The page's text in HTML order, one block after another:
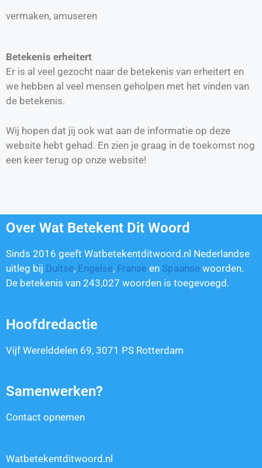
vermaken, amuseren
Betekenis erheitert
Er is al veel gezocht naar de betekenis van erheitert en
we hebben al veel mensen geholpen met het vinden van
de betekenis.
Wij hopen dat jij ook wat aan de informatie op deze
website hebt gehad. En zien je graag in de toekomst nog
een keer terug op onze website!
Over Wat Betekent Dit Woord
Sinds 2016 geeft Watbetekentditwoord.nl Nederlandse
uitleg bij Duitse, Engelse, Franse en Spaanse woorden.
De betekenis van 243,027 woorden is toegevoegd.
Hoofdredactie
Vijf Werelddelen 69, 3071 PS Rotterdam
Samenwerken?
Contact opnemen
Watbetekentditwoord.nl